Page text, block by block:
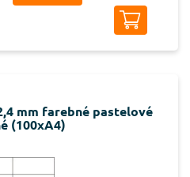
mm farebné pastelové
(100xA4)